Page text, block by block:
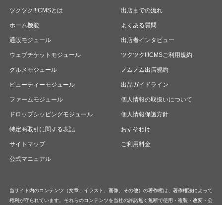
ツクツク!!!CMSとは 出店までの流れ
ホーム機能 よくある質問
通販モジュール 出店者インタビュー
ウェブチケットモジュール ツクツク!!!CMSご利用規約
グルメモジュール ノムノム出店規約
ビューティーモジュール 出品ガイドライン
ファームモジュール 個人情報の取扱いについて
ドロップシッピングモジュール 個人情報保護方針
特定商取引に関する表記 おすそわけ
サイトマップ ご利用料金
公式マニュアル
当サイト内のコンテンツ（文章、イラスト、画像、その他）の著作権は、著作権法によって
権利が守られています。それらのコンテンツを当社の許諾無く無断で使用・複製・改変・公